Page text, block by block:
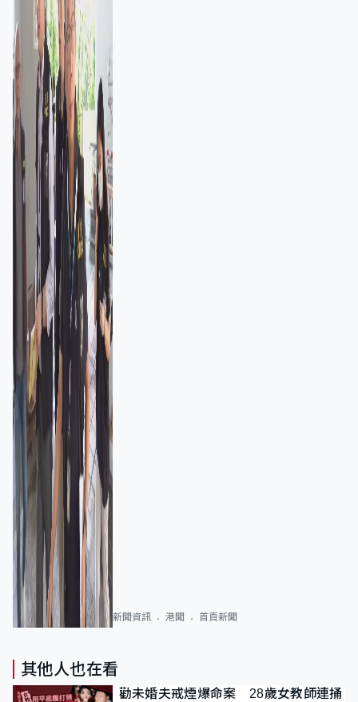
新聞資訊 港聞 首頁新聞
其他人也在看
勸未婚夫戒煙爆命案 28歲女教師連捅